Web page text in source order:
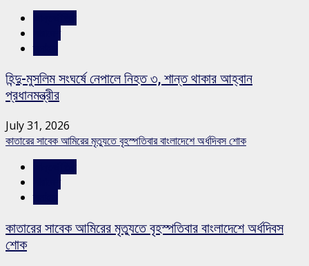
হিন্দু-মুসলিম সংঘর্ষে নেপালে নিহত ৩, শান্ত থাকার আহ্বান
প্রধানমন্ত্রীর
July 31, 2026
কাতারের সাবেক আমিরের মৃত্যুতে বৃহস্পতিবার বাংলাদেশে অর্ধদিবস শোক
কাতারের সাবেক আমিরের মৃত্যুতে বৃহস্পতিবার বাংলাদেশে অর্ধদিবস
শোক